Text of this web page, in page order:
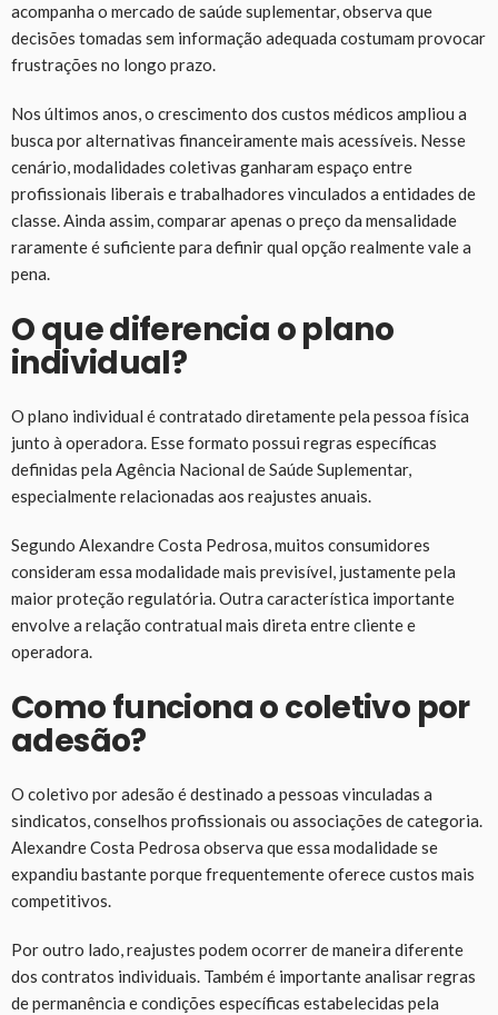
acompanha o mercado de saúde suplementar, observa que
decisões tomadas sem informação adequada costumam provocar
frustrações no longo prazo.
Nos últimos anos, o crescimento dos custos médicos ampliou a
busca por alternativas financeiramente mais acessíveis. Nesse
cenário, modalidades coletivas ganharam espaço entre
profissionais liberais e trabalhadores vinculados a entidades de
classe. Ainda assim, comparar apenas o preço da mensalidade
raramente é suficiente para definir qual opção realmente vale a
pena.
O que diferencia o plano
individual?
O plano individual é contratado diretamente pela pessoa física
junto à operadora. Esse formato possui regras específicas
definidas pela Agência Nacional de Saúde Suplementar,
especialmente relacionadas aos reajustes anuais.
Segundo Alexandre Costa Pedrosa, muitos consumidores
consideram essa modalidade mais previsível, justamente pela
maior proteção regulatória. Outra característica importante
envolve a relação contratual mais direta entre cliente e
operadora.
Como funciona o coletivo por
adesão?
O coletivo por adesão é destinado a pessoas vinculadas a
sindicatos, conselhos profissionais ou associações de categoria.
Alexandre Costa Pedrosa observa que essa modalidade se
expandiu bastante porque frequentemente oferece custos mais
competitivos.
Por outro lado, reajustes podem ocorrer de maneira diferente
dos contratos individuais. Também é importante analisar regras
de permanência e condições específicas estabelecidas pela